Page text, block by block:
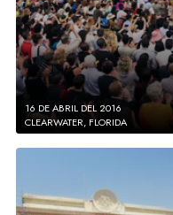
16 DE ABRIL DEL 2016
CLEARWATER, FLORIDA